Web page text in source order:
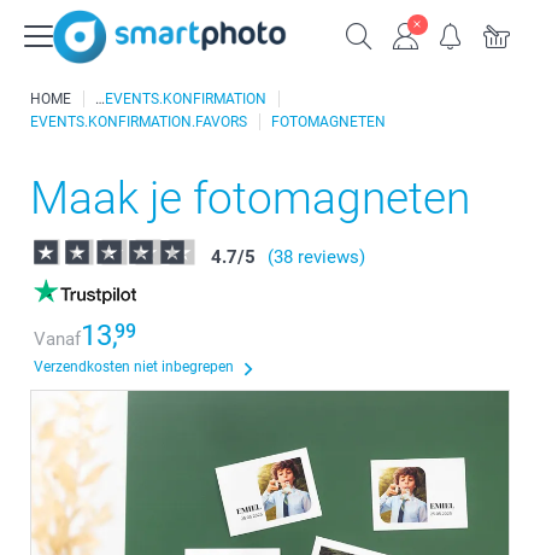
HOME
EVENTS.KONFIRMATION
EVENTS.KONFIRMATION.FAVORS
FOTOMAGNETEN
Maak je fotomagneten
4.7/5 (38 reviews)
Vanaf13,99
Verzendkosten niet inbegrepen